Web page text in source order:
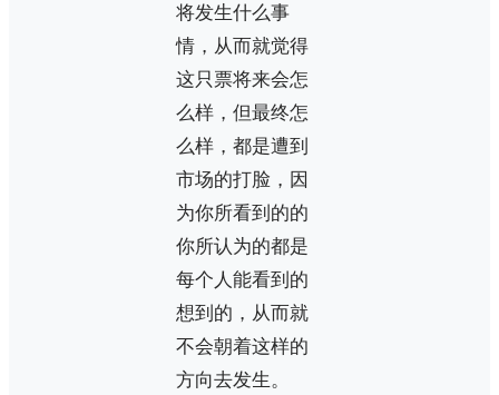
将发生什么事
情，从而就觉得
这只票将来会怎
么样，但最终怎
么样，都是遭到
市场的打脸，因
为你所看到的的
你所认为的都是
每个人能看到的
想到的，从而就
不会朝着这样的
方向去发生。